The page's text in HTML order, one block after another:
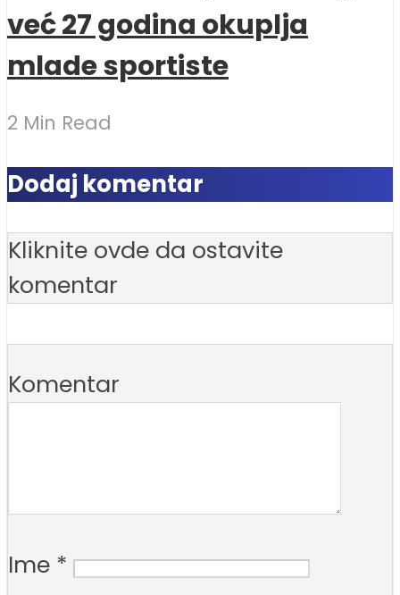
već 27 godina okuplja
mlade sportiste
2 Min Read
Dodaj komentar
Kliknite ovde da ostavite
komentar
Komentar
Ime *